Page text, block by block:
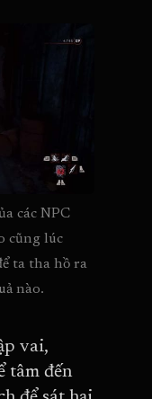
các NPC
cũng lúc
ta tha hồ ra
nào.
vai,
tâm đến